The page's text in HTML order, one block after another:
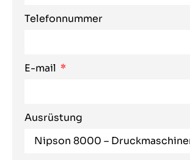
Telefonnummer
E-mail
Ausrüstung